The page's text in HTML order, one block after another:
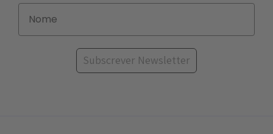
Subscrever Newsletter